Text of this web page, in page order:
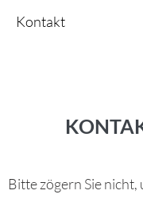
Kontakt
Bitte zögern Sie